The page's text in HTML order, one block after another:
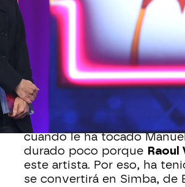
Alberto Mendo
Publicado: 15 de junio de 2024, 01:15
Manel Fuentesse ha
Conchita
era la primera
cara a la undécima gala de
pedido imitar a un
cuando le ha tocado
durado poco porque Raoul
este artista. Por eso, ha
se convertirá en Simba, de